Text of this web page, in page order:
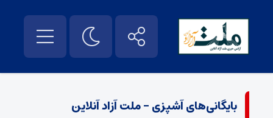
بایگانی‌های آشپزی - ملت آزاد آنلاین